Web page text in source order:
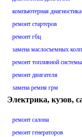
компьютерная диагностика
ремонт стартеров
ремонт гбц
замена маслосъемных
ремонт топливной системы
ремонт двигателя
замена ремня грм
Электрика, кузов,
ремонт салона
ремонт генераторов